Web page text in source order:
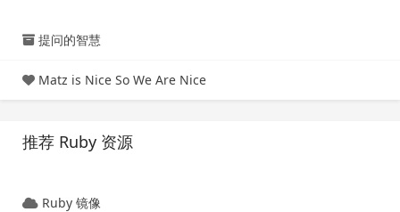
提问的智慧
Matz is Nice So We Are Nice
推荐 Ruby 资源
Ruby 镜像